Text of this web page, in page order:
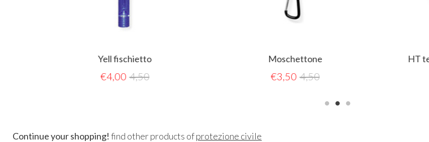
Yell fischietto
4,50
Moschettone
4,50
HT telo
Continue your shopping! find other products ofprotezione civile